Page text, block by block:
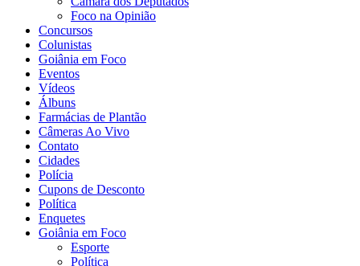
Foco na Opinião
Concursos
Colunistas
Goiânia em Foco
Eventos
Vídeos
Álbuns
Farmácias de Plantão
Câmeras Ao Vivo
Contato
Cidades
Polícia
Cupons de Desconto
Política
Enquetes
Goiânia em Foco
Esporte
Política